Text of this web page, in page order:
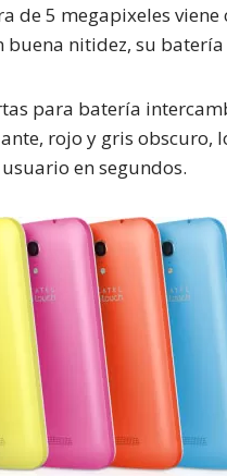
de 5 megapixeles
nitidez, su batería
para batería
rojo y gris obscuro,
en segundos.